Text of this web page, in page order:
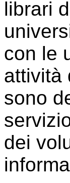
librari
con le
attività
sono
dei